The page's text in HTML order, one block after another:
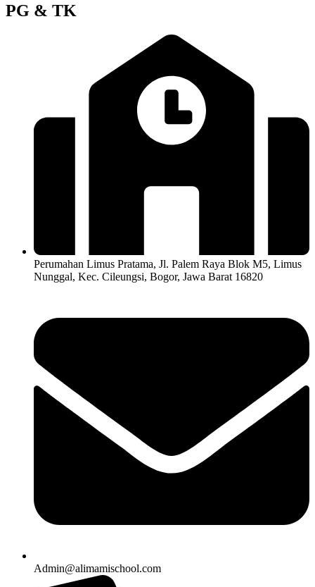
PG & TK
Perumahan Limus Pratama, Jl. Palem Raya Blok M5, Limus
Nunggal, Kec. Cileungsi, Bogor, Jawa Barat 16820
Admin@alimamischool.com